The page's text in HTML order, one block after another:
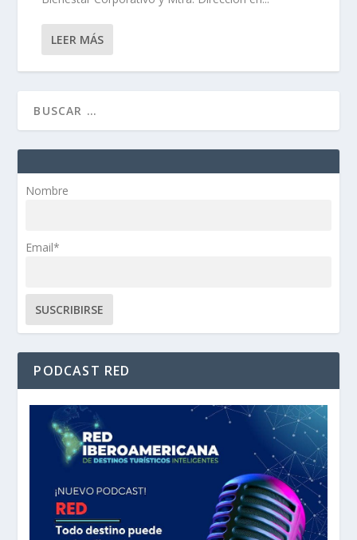
LEER MÁS
Nombre
Email*
PODCAST RED